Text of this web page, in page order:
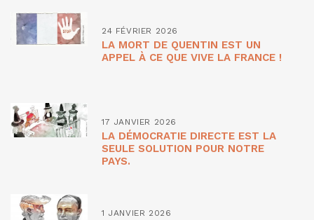
24 FÉVRIER 2026
LA MORT DE QUENTIN EST UN
APPEL À CE QUE VIVE LA FRANCE !
17 JANVIER 2026
LA DÉMOCRATIE DIRECTE EST LA
SEULE SOLUTION POUR NOTRE
PAYS.
1 JANVIER 2026